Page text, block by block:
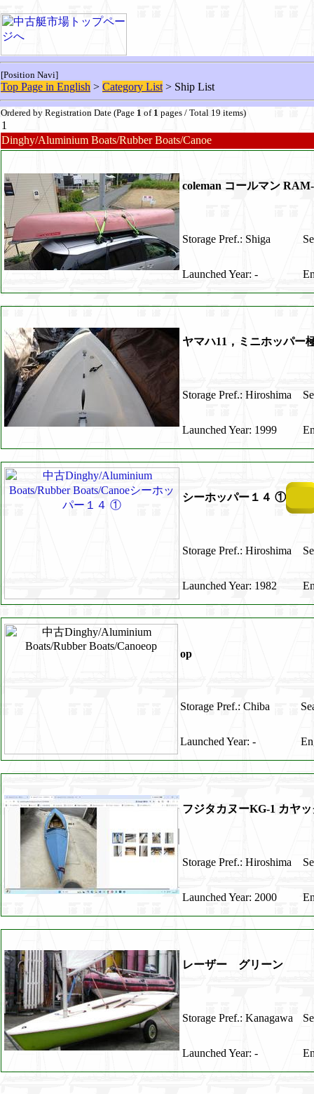
[Position Navi]
Top Page in English > Category List > Ship List
Ordered by Registration Date (Page 1 of 1 pages / Total 19 items)
1
Dinghy/Aluminium Boats/Rubber Boats/Canoe
coleman コールマン
Storage Pref.: Shiga
Launched Year: -
ヤマハ11，ミニホッパー
Storage Pref.: Hiroshima
Launched Year: 1999
シーホッパー１４ ①
Storage Pref.: Hiroshima
Launched Year: 1982
op
Storage Pref.: Chiba
Launched Year: -
フジタカヌーKG-1
Storage Pref.: Hiroshima
Launched Year: 2000
レーザー グリーン
Storage Pref.: Kanagawa
Launched Year: -